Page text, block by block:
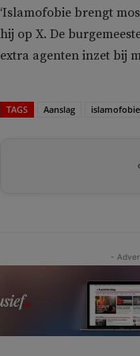
‘Islamofobie brengt
hij op X. De
extra agenten inzet bij
TAGS Aanslag islamofobie
-